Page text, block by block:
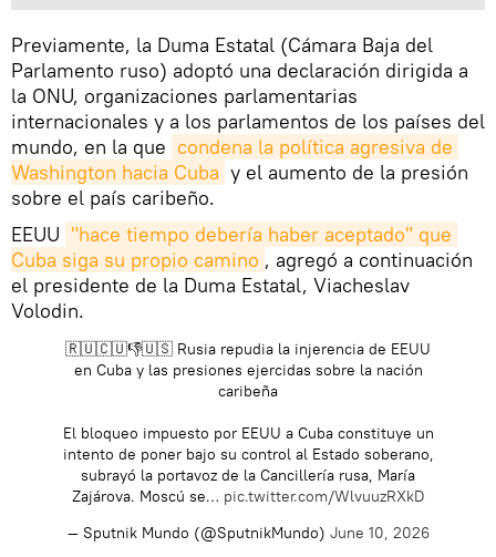
Previamente, la Duma Estatal (Cámara Baja del
Parlamento ruso) adoptó una declaración dirigida a
la ONU, organizaciones parlamentarias
internacionales y a los parlamentos de los países del
mundo, en la que condena la política agresiva de
Washington hacia Cuba y el aumento de la presión
sobre el país caribeño.
EEUU "hace tiempo debería haber aceptado" que
Cuba siga su propio camino , agregó a continuación
el presidente de la Duma Estatal, Viacheslav
Volodin.
🇷🇺🇨🇺👎🇺🇸 Rusia repudia la injerencia de EEUU
en Cuba y las presiones ejercidas sobre la nación
caribeña
El bloqueo impuesto por EEUU a Cuba constituye un
intento de poner bajo su control al Estado soberano,
subrayó la portavoz de la Cancillería rusa, María
Zajárova. Moscú se… pic.twitter.com/WlvuuzRXkD
— Sputnik Mundo (@SputnikMundo) June 10, 2026